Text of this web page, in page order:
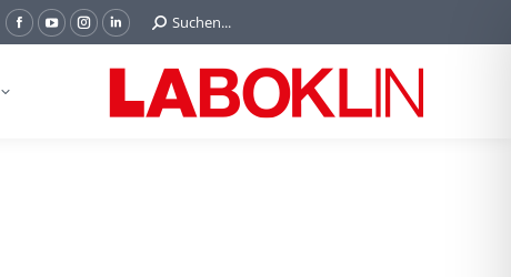
Facebook
YouTubeInstagram
page
Linkedin
page
opens
in
Search:
Suchen...